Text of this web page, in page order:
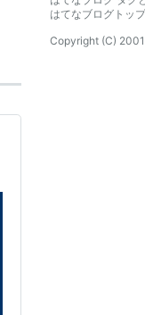
はてなブログトップ
Copyright (C)